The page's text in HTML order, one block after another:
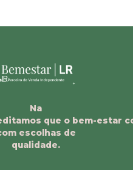
Na
que o bem-estar
escolhas de
qualidade.